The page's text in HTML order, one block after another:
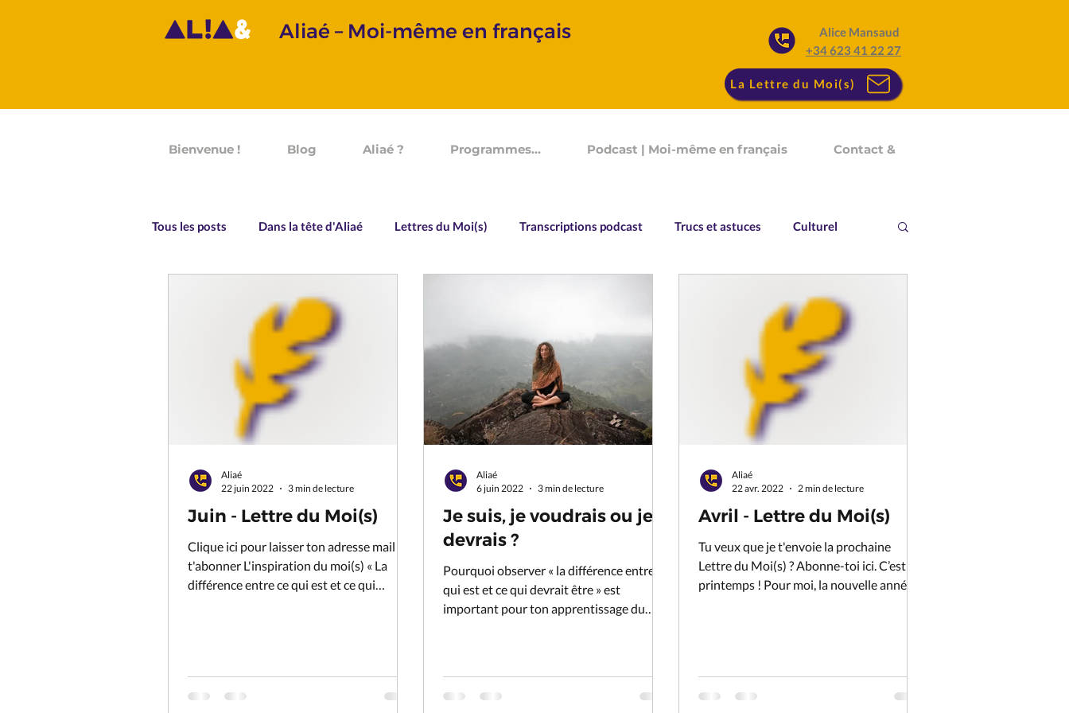
Aliaé – Moi-même en français
Alice Mansaud
+34 623 41 22 27
La Lettre du Moi(s)
Bienvenue ! Blog Aliaé ? Programmes... Podcast | Moi-même en français Contact &
Tous les posts Dans la tête d'Aliaé Lettres du Moi(s) Transcriptions podcast Trucs et astuces Culturel
Juin - Lettre du Moi(s)
Clique ici pour laisser ton adresse mail et
t'abonner L'inspiration du moi(s) « La
différence entre ce qui est et ce qui
Aliaé
22 juin 2022
3 min de lecture
Je suis, je voudrais ou je
devrais ?
Pourquoi observer « la différence entre ce
qui est et ce qui devrait être » est
important pour ton apprentissage du
Aliaé
6 juin 2022
3 min de lecture
Avril - Lettre du Moi(s)
Tu veux que je t'envoie la prochaine
Lettre du Moi(s) ? Abonne-toi ici. C’est le
printemps ! Pour moi, la nouvelle année
Aliaé
22 avr. 2022
2 min de lecture